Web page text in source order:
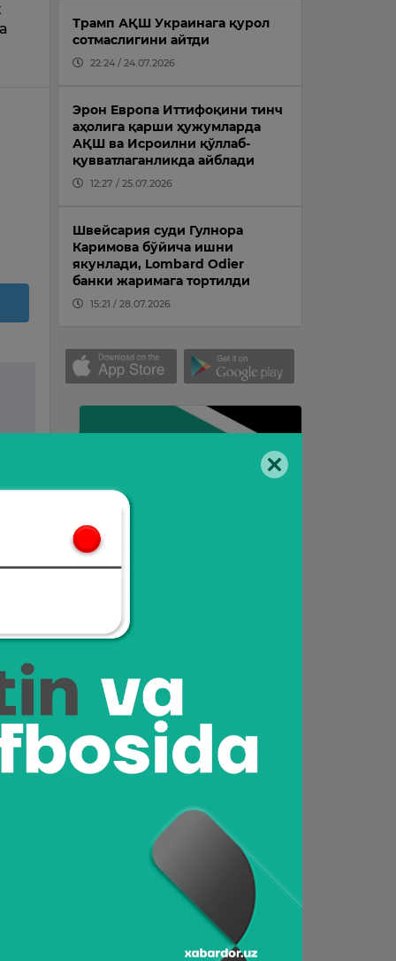
Трамп АҚШ Украинага қурол
сотмаслигини айтди
22:24 / 24.07.2026
Эрон Европа Иттифоқини тинч
аҳолига қарши ҳужумларда
АҚШ ва Исроилни қўллаб-
қувватлаганликда айблади
12:27 / 25.07.2026
Швейсария суди Гулнора
Каримова бўйича ишни
якунлади, Lombard Odier
банки жаримага тортилди
15:21 / 28.07.2026